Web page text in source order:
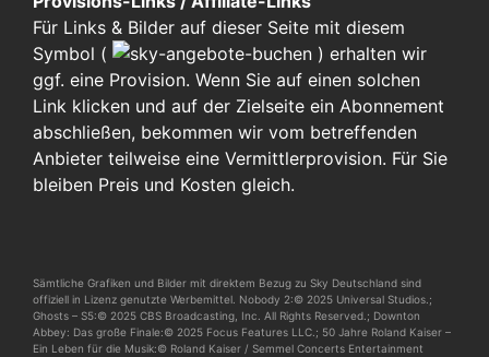
Für Links & Bilder auf dieser Seite mit diesem
Symbol (
) erhalten wir
ggf. eine Provision. Wenn Sie auf einen solchen
Link klicken und auf der Zielseite ein Abonnement
abschließen, bekommen wir vom betreffenden
Anbieter teilweise eine Vermittlerprovision. Für Sie
bleiben Preis und Kosten gleich.
Sämtliche Grafiken und Bilder mit direktem Bezug zu Sky Deutschland sind
offiziell in Lizenz genutzte Werbemittel. Nobody 2:© 2025 Universal Studios.;
Ghosts – S5:© 2025 CBS Broadcasting, Inc. All Rights Reserved.; Downton
Abbey: Das große Finale:© 2025 Focus Features LLC.; 50 Jahre Roland Kaiser –
Ein Leben für die Musik:© Roland Kaiser / Semmel Concerts Entertainment